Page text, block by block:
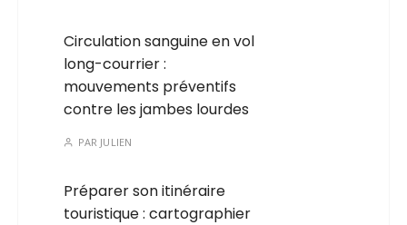
Circulation sanguine en vol
long-courrier :
mouvements préventifs
contre les jambes lourdes
PAR JULIEN
Préparer son itinéraire
touristique : cartographier